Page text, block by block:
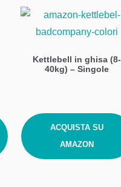
Kettlebell in ghisa (8-
40kg) – Singole
ACQUISTA SU
AMAZON